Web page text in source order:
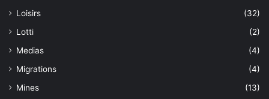
Loisirs
(32)
Lotti
(2)
Medias
(4)
Migrations
(4)
Mines
(13)